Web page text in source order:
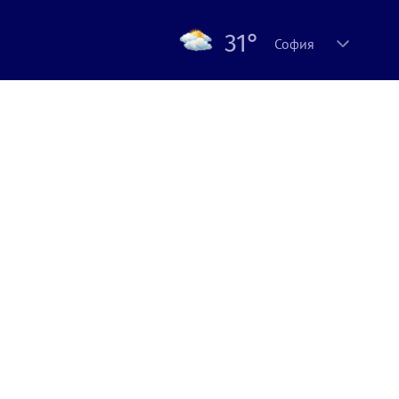
31° София